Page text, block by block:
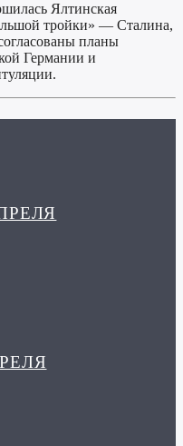
Ялтинская
тройки» — Сталина,
планы
Германии и